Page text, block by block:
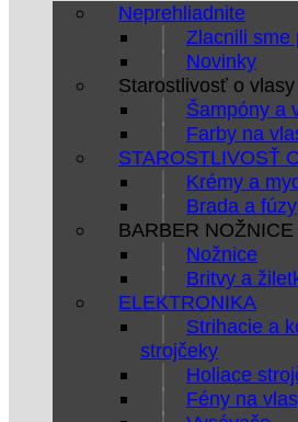
Neprehliadnite
Zlacnili sme
Novinky
Starostlivosť o vlasy
Šampóny a
Farby na
STAROSTLIVOSŤ
Krémy a
Brada a fúzy
BARBER NOŽNICE
Nožnice
Britvy a
ELEKTRONIKA
Strihacie a
strojčeky
Holiace
Fény na